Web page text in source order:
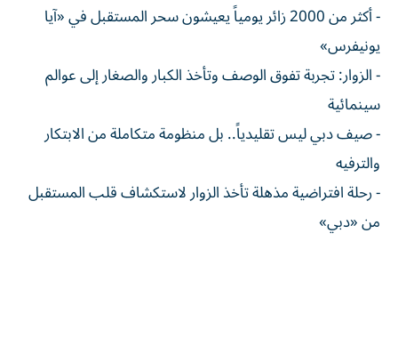
- أكثر من 2000 زائر يومياً يعيشون سحر المستقبل في «آيا
يونيفرس»
- الزوار: تجربة تفوق الوصف وتأخذ الكبار والصغار إلى عوالم
سينمائية
- صيف دبي ليس تقليدياً.. بل منظومة متكاملة من الابتكار
والترفيه
- رحلة افتراضية مذهلة تأخذ الزوار لاستكشاف قلب المستقبل
من «دبي»